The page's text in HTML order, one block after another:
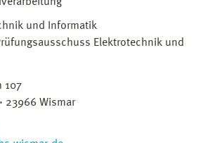
und Informatik
Elektrotechnik und
107
23966 Wismar